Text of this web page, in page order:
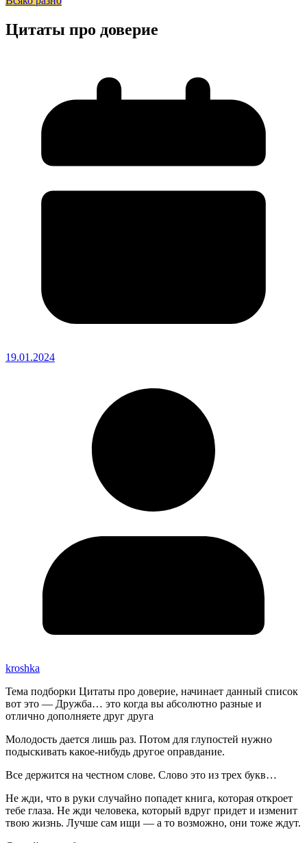
Цитаты про доверие
19.01.2024
kroshka
Тема подборки Цитаты про доверие, начинает данный список
вот это — Дружба… это когда вы абсолютно разные и
отлично дополняете друг друга
Молодость дается лишь раз. Потом для глупостей нужно
подыскивать какое-нибудь другое оправдание.
Все держится на честном слове. Слово это из трех букв…
Не жди, что в руки случайно попадет книга, которая откроет
тебе глаза. Не жди человека, который вдруг придет и изменит
твою жизнь. Лучше сам ищи — а то возможно, они тоже ждут.